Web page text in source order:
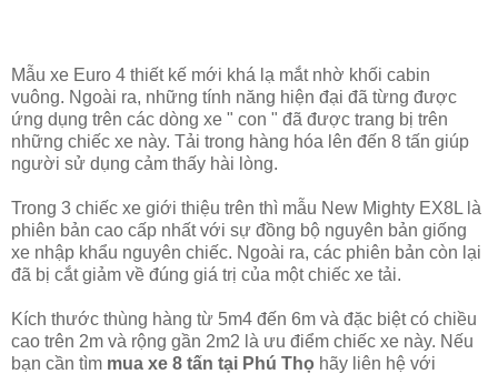
Mẫu xe Euro 4 thiết kế mới khá lạ mắt nhờ khối cabin
vuông. Ngoài ra, những tính năng hiện đại đã từng được
ứng dụng trên các dòng xe " con " đã được trang bị trên
những chiếc xe này. Tải trong hàng hóa lên đến 8 tấn giúp
người sử dụng cảm thấy hài lòng.
Trong 3 chiếc xe giới thiệu trên thì mẫu New Mighty EX8L là
phiên bản cao cấp nhất với sự đồng bộ nguyên bản giống
xe nhập khẩu nguyên chiếc. Ngoài ra, các phiên bản còn lại
đã bị cắt giảm về đúng giá trị của một chiếc xe tải.
Kích thước thùng hàng từ 5m4 đến 6m và đặc biệt có chiều
cao trên 2m và rộng gần 2m2 là ưu điểm chiếc xe này. Nếu
bạn cần tìm mua xe 8 tấn tại Phú Thọ hãy liên hệ với